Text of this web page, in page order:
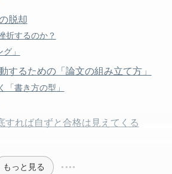
脱却
折するのか？
」
するための「論文の組み立て方」
書き方の型」
すれば自ずと合格は見えてくる
もっと見る